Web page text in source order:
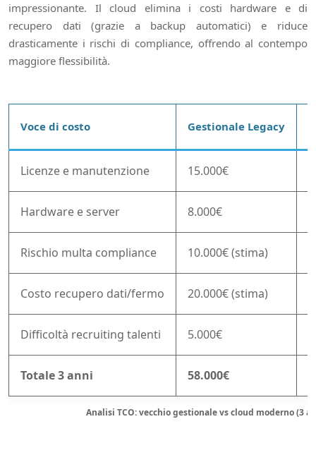
impressionante. Il cloud elimina i costi hardware e di
recupero dati (grazie a backup automatici) e riduce
drasticamente i rischi di compliance, offrendo al contempo
maggiore flessibilità.
Analisi TCO: vecchio gestionale vs cloud moderno (3
Voce di costo Gestionale Legacy
Licenze e manutenzione 15.000€
Hardware e server 8.000€
Rischio multa compliance 10.000€ (stima)
Costo recupero dati/fermo 20.000€ (stima)
Difficoltà recruiting talenti 5.000€
Totale 3 anni 58.000€